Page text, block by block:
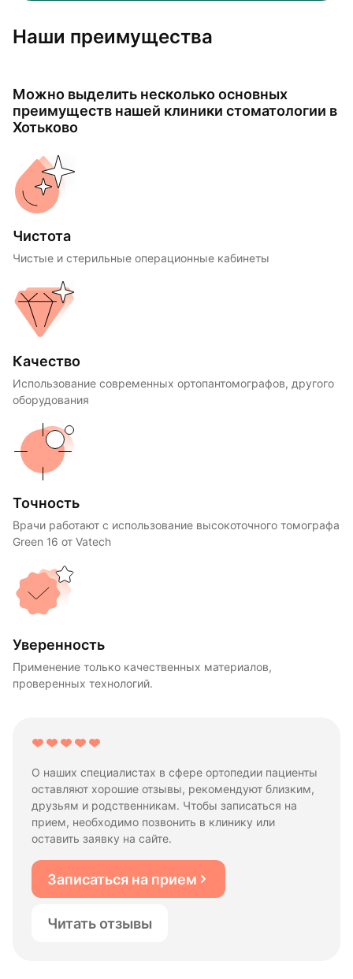
Наши преимущества
Можно выделить несколько основных
преимуществ нашей клиники стоматологии в
Хотьково
Чистота
Чистые и стерильные операционные кабинеты
Качество
Использование современных ортопантомографов, другого
оборудования
Точность
Врачи работают с использование высокоточного томографа
Green 16 от Vatech
Уверенность
Применение только качественных материалов,
проверенных технологий.
О наших специалистах в сфере ортопедии пациенты
оставляют хорошие отзывы, рекомендуют близким,
друзьям и родственникам. Чтобы записаться на
прием, необходимо позвонить в клинику или
оставить заявку на сайте.
Записаться на прием
Читать отзывы